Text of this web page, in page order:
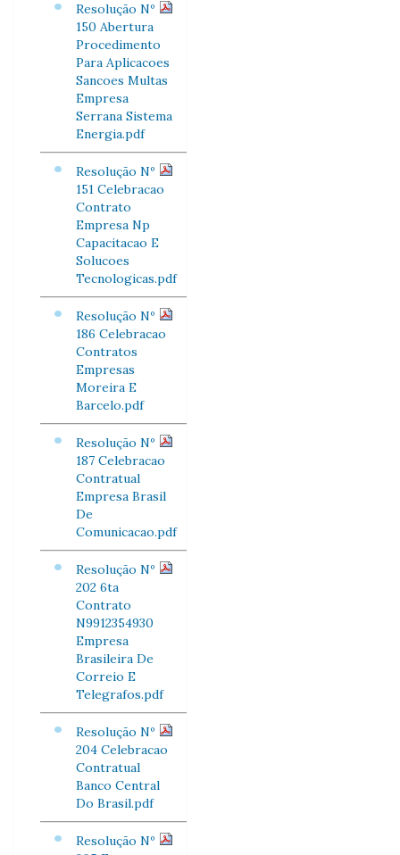
Resolução Nº
150 Abertura
Procedimento
Para Aplicacoes
Sancoes Multas
Empresa
Serrana Sistema
Energia.pdf
Resolução Nº
151 Celebracao
Contrato
Empresa Np
Capacitacao E
Solucoes
Tecnologicas.pdf
Resolução Nº
186 Celebracao
Contratos
Empresas
Moreira E
Barcelo.pdf
Resolução Nº
187 Celebracao
Contratual
Empresa Brasil
De
Comunicacao.pdf
Resolução Nº
202 6ta
Contrato
N9912354930
Empresa
Brasileira De
Correio E
Telegrafos.pdf
Resolução Nº
204 Celebracao
Contratual
Banco Central
Do Brasil.pdf
Resolução Nº